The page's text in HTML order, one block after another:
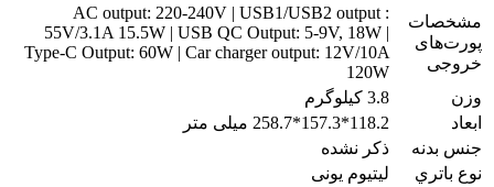
مشخصات
پورت‌های
خروجی
AC output: 220-240V | USB1/USB2 output :
55V/3.1A 15.5W | USB QC Output: 5-9V, 18W |
Type-C Output: 60W | Car charger output: 12V/10A
120W
وزن
3.8 کیلوگرم
ابعاد
118.2*157.3*258.7 میلی متر
جنس بدنه
ذکر نشده
نوع باتري
ليتيوم یونی